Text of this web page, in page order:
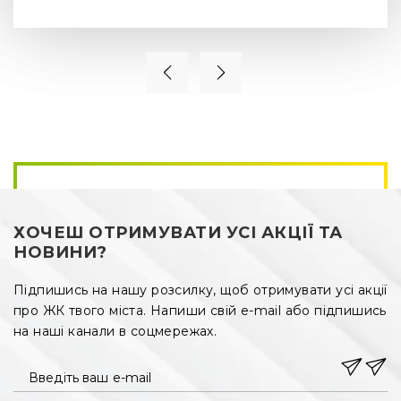
Інфраструктура
ЖК S Сімдесят Вісім знаходиться посеред розвинутої
міської інфраструктури. Поруч з будинком розташовані:
· медичні установи;
В кроковій доступності від ЖК S78 знаходиться зупинка
громадського транспорту.
Продаж квартир в новобудові С78
ХОЧЕШ ОТРИМУВАТИ УСІ АКЦІЇ ТА
НОВИНИ?
Підпишись на нашу розсилку, щоб отримувати усі акції
про ЖК твого міста. Напиши свій e-mail або підпишись
на наші канали в соцмережах.
Введіть ваш e-mail